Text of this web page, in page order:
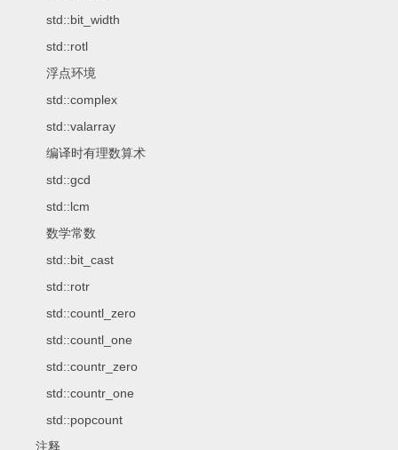
std::bit_width
std::rotl
浮点环境
std::complex
std::valarray
编译时有理数算术
std::gcd
std::lcm
数学常数
std::bit_cast
std::rotr
std::countl_zero
std::countl_one
std::countr_zero
std::countr_one
std::popcount
注释